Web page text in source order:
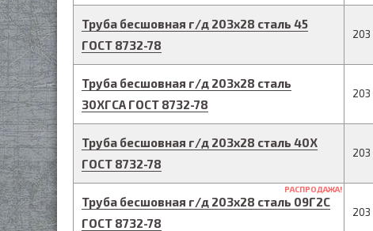
Труба бесшовная г/д 203х28 сталь 45
ГОСТ 8732-78
203
Труба бесшовная г/д 203х28 сталь
30ХГСА ГОСТ 8732-78
203
Труба бесшовная г/д 203х28 сталь 40Х
ГОСТ 8732-78
203
РАСПРОДАЖА!
Труба бесшовная г/д 203х28 сталь 09Г2С
ГОСТ 8732-78
203